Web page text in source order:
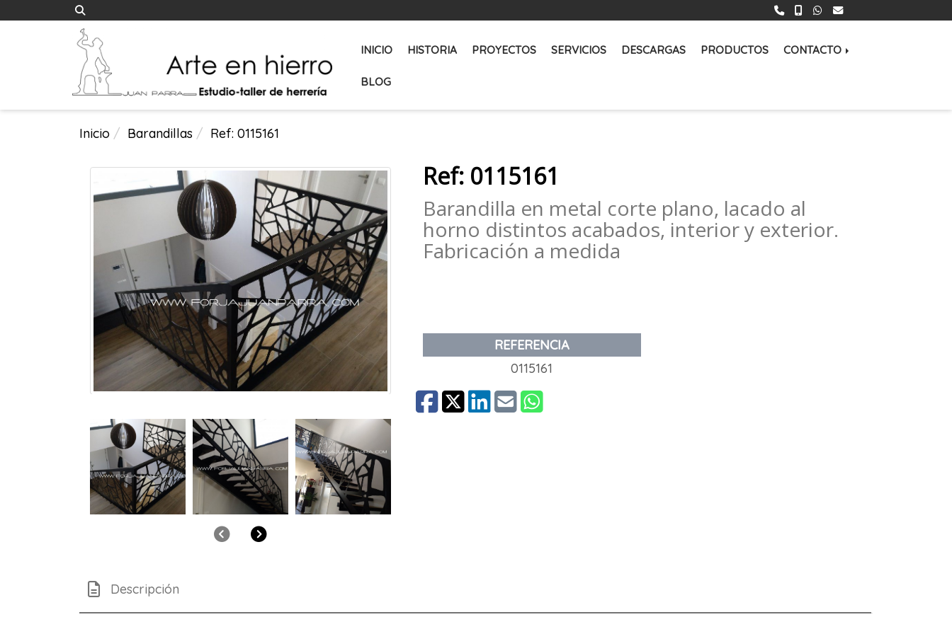
INICIO HISTORIA PROYECTOS SERVICIOS DESCARGAS PRODUCTOS CONTACTO
BLOG
Inicio Barandillas Ref: 0115161
AnteriorSiguiente
Ref: 0115161
Barandilla en metal corte plano, lacado al
horno distintos acabados, interior y exterior.
Fabricación a medida
REFERENCIA
0115161
Descripción